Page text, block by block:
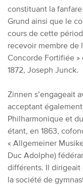
constituant la
Grund ainsi que le
cours de cette
recevoir membre de
Concorde Fortifiée
1872, Joseph Junck.
Zinnen s’engageait
acceptant
Philharmonique et
étant, en 1863,
« Allgemeiner
Duc Adolphe)
différents. Il dirigeait
la société de